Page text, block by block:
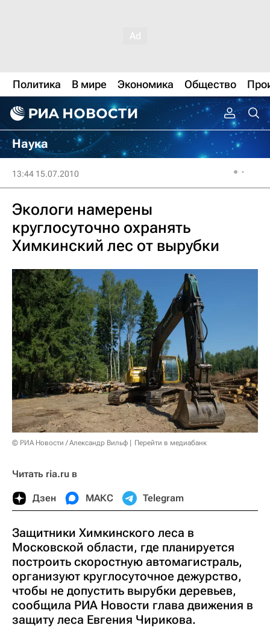
Политика В мире Экономика Общество
Наука
13:44 15.07.2010
Экологи намерены
круглосуточно охранять
Химкинский лес от вырубки
© РИА Новости / Александр Вильф Перейти в медиабанк
Читать ria.ru в
Дзен МАКС Telegram
Защитники Химкинского леса в
Московской области, где планируется
построить скоростную автомагистраль,
организуют круглосуточное дежурство,
чтобы не допустить вырубки деревьев,
сообщила РИА Новости глава движения в
защиту леса Евгения Чирикова.